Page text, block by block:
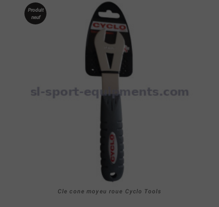
Produit
neuf
Cle cone moyeu roue Cyclo Tools